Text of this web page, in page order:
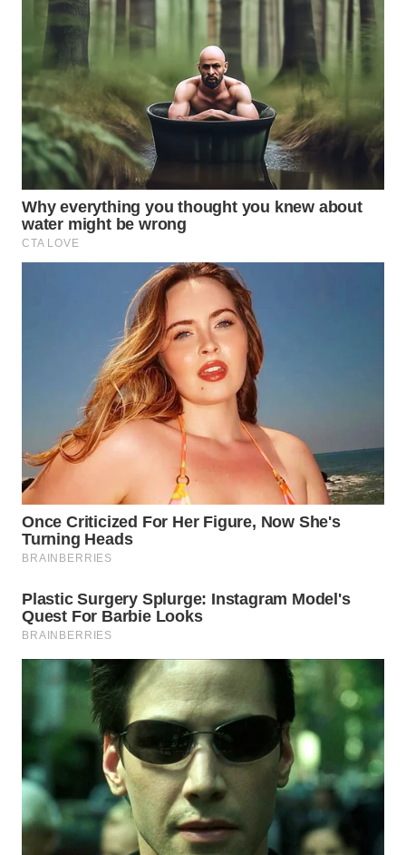
CIREBON
WN
INDRAMAYU
WN
KUNINGAN
WN
MAJALENGKA
SUKABUMI
WN
PURWAKARTA
WN
PRIANGAN
TIMUR
WN
SEMARANG
SOLO
WN
BOROBUDUR
WN
MADURA